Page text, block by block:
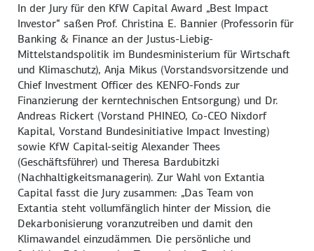
In der Jury für den KfW Capital Award „Best Impact
Investor“ saßen Prof. Christina E. Bannier (Professorin für
Banking & Finance an der Justus-Liebig-
Mittelstandspolitik im Bundesministerium für Wirtschaft
und Klimaschutz), Anja Mikus (Vorstandsvorsitzende und
Chief Investment Officer des KENFO-Fonds zur
Finanzierung der kerntechnischen Entsorgung) und Dr.
Andreas Rickert (Vorstand PHINEO, Co-CEO Nixdorf
Kapital, Vorstand Bundesinitiative Impact Investing)
sowie KfW Capital-seitig Alexander Thees
(Geschäftsführer) und Theresa Bardubitzki
(Nachhaltigkeitsmanagerin). Zur Wahl von Extantia
Capital fasst die Jury zusammen: „Das Team von
Extantia steht vollumfänglich hinter der Mission, die
Dekarbonisierung voranzutreiben und damit den
Klimawandel einzudämmen. Die persönliche und